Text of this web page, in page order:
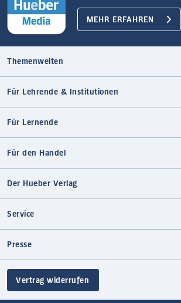
MEHR ERFAHREN
Themenwelten
Für Lehrende & Institutionen
Für Lernende
Für den Handel
Der Hueber Verlag
Service
Presse
Vertrag widerrufen